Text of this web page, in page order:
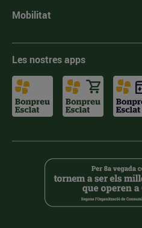
Mobilitat
Les nostres apps